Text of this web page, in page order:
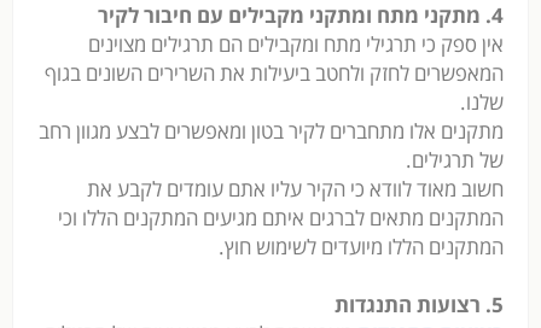
4. מתקני מתח ומתקני מקבילים עם חיבור לקיר
אין ספק כי תרגילי מתח ומקבילים הם תרגילים מצוינים
המאפשרים לחזק ולחטב ביעילות את השרירים השונים בגוף
שלנו.
מתקנים אלו מתחברים לקיר בטון ומאפשרים לבצע מגוון רחב
של תרגילים.
חשוב מאוד לוודא כי הקיר עליו אתם עומדים לקבע את
המתקנים מתאים לברגים איתם מגיעים המתקנים הללו וכי
המתקנים הללו מיועדים לשימוש חוץ.
5. רצועות התנגדות